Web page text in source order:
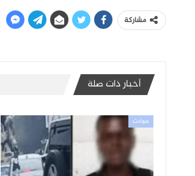
مشاركة
أخبار ذات صلة
حوادث